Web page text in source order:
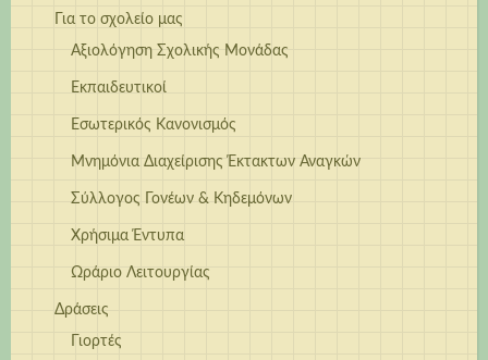
Για το σχολείο μας
Αξιολόγηση Σχολικής Μονάδας
Εκπαιδευτικοί
Εσωτερικός Κανονισμός
Μνημόνια Διαχείρισης Έκτακτων Αναγκών
Σύλλογος Γονέων & Κηδεμόνων
Χρήσιμα Έντυπα
Ωράριο Λειτουργίας
Δράσεις
Γιορτές